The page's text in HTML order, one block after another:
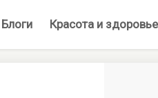
Блоги Красота и здоровье